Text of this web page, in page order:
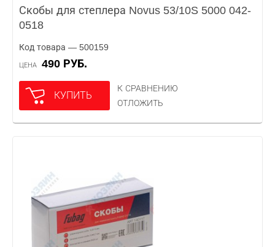
Скобы для степлера Novus 53/10S 5000 042-
0518
Код товара — 500159
ЦЕНА 490 РУБ.
КУПИТЬ
К СРАВНЕНИЮ
ОТЛОЖИТЬ